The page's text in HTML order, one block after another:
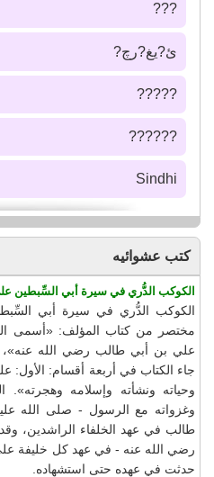
???
ئ?يغ?رچ?
?????
??????
Sindhi
كتب عشوائيه
الكوكب الدُّري في سيرة أبي السِّبطين
الكوكب الدُّري في سيرة أبي
مختصر من كتاب المؤلف: «أسمى
علي بن أبي طالب رضي الله عنه»،
جاء الكتاب في أربعة أقسام:
وحياته ونشأته وإسلامه وهجرته».
وغزواته مع الرسول - صلى الله
طالب في عهد الخلفاء الراشدين،
رضي الله عنه - في عهد كل خليفة على
حدثت في عهده حتى استشهاده.